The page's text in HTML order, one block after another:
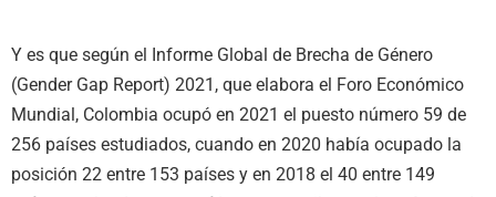
Y es que según el Informe Global de Brecha de Género
(Gender Gap Report) 2021, que elabora el Foro Económico
Mundial, Colombia ocupó en 2021 el puesto número 59 de
256 países estudiados, cuando en 2020 había ocupado la
posición 22 entre 153 países y en 2018 el 40 entre 149